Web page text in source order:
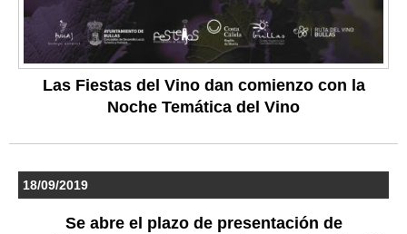
Las Fiestas del Vino dan comienzo con la
Noche Temática del Vino
18/09/2019
Se abre el plazo de presentación de